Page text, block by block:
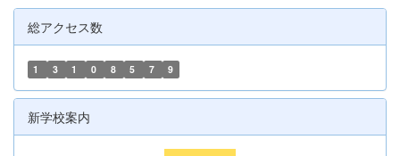
総アクセス数
1 3 1 0 8 5 7 9
新学校案内